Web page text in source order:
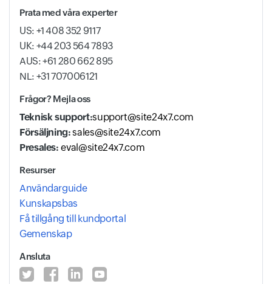
Prata med våra experter
US: +1 408 352 9117
UK: +44 203 564 7893
AUS: +61 280 662 895
NL: +31 707006121
Frågor? Mejla oss
Teknisk support:support@site24x7.com
Försäljning:sales@site24x7.com
Presales:eval@site24x7.com
Resurser
Användarguide
Kunskapsbas
Få tillgång till kundportal
Gemenskap
Ansluta